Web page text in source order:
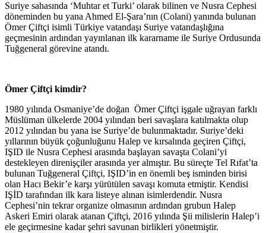
Suriye sahasında ‘Muhtar et Turki’ olarak bilinen ve Nusra Cephesi
döneminden bu yana Ahmed El-Şara’nın (Colani) yanında bulunan
Ömer Çiftçi isimli Türkiye vatandaşı Suriye vatandaşlığına
geçmesinin ardından yayınlanan ilk kararname ile Suriye Ordusunda
Tuğgeneral görevine atandı.
Ömer Çiftçi kimdir?
1980 yılında Osmaniye’de doğan Ömer Çiftçi işgale uğrayan farklı
Müslüman ülkelerde 2004 yılından beri savaşlara katılmakta olup
2012 yılından bu yana ise Suriye’de bulunmaktadır. Suriye’deki
yıllarının büyük çoğunluğunu Halep ve kırsalında geçiren Çiftçi,
IŞID ile Nusra Cephesi arasında başlayan savaşta Colani’yi
destekleyen direnişçiler arasında yer almıştır. Bu süreçte Tel Rıfat’ta
bulunan Tuğgeneral Çiftçi, IŞID’in en önemli beş isminden birisi
olan Hacı Bekir’e karşı yürütülen savaşı komuta etmiştir. Kendisi
IŞİD tarafından ilk kara listeye alınan isimlerdendir. Nusra
Cephesi’nin tekrar organize olmasının ardından grubun Halep
Askeri Emiri olarak atanan Çiftçi, 2016 yılında Şii milislerin Halep’i
ele geçirmesine kadar şehri savunan birlikleri yönetmiştir.